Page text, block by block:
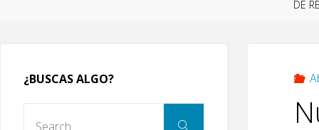
DE
¿BUSCAS ALGO?
Search